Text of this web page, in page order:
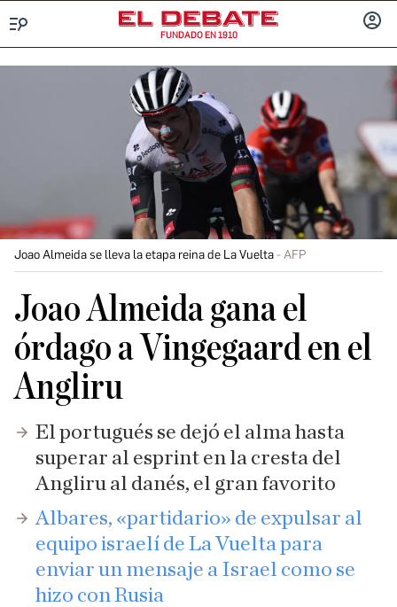
FUNDADO EN 1910
Joao Almeida se lleva la etapa reina de La Vuelta AFP
Joao Almeida gana el
órdago a Vingegaard en el
Angliru
El portugués se dejó el alma hasta
superar al esprint en la cresta del
Angliru al danés, el gran favorito
Albares, «partidario» de expulsar al
equipo israelí de La Vuelta para
enviar un mensaje a Israel como se
hizo con Rusia